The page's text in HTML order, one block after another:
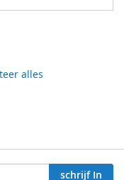
alles
schrijf In